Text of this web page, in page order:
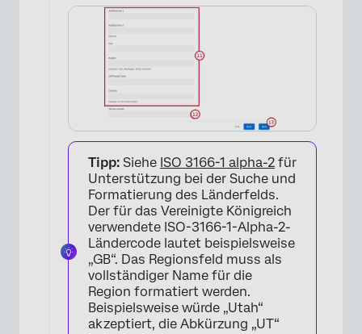
Tipp: Siehe ISO 3166-1 alpha-2 für
Unterstützung bei der Suche und
Formatierung des Länderfelds.
Der für das Vereinigte Königreich
verwendete ISO-3166-1-Alpha-2-
Ländercode lautet beispielsweise
„GB“. Das Regionsfeld muss als
vollständiger Name für die
Region formatiert werden.
Beispielsweise würde „Utah“
akzeptiert, die Abkürzung „UT“